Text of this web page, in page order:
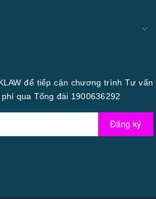
để tiếp cận chương trình Tư vấn
qua Tổng đài 1900636292
Đăng ký